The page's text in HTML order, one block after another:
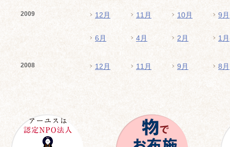
2009 12月 11月 10月 9月
6月 4月 2月 1月
2008 12月 11月 9月 8月